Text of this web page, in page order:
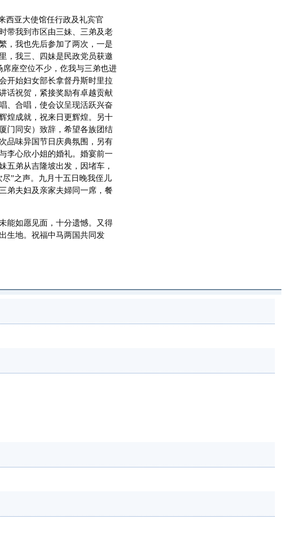
西亚大使馆任行政及礼宾官
带我到市区由三妹、三弟及老
，我也先后参加了两次，一是
，我三、四妹是民政党员获邀
座空位不少，仡我与三弟也进
开始妇女部长拿督丹斯时里拉
话祝贺，紧接奖励有卓越贡献
、合唱，使会议呈现活跃兴奋
煌成就，祝来日更辉煌。另十
门同安）致辞，希望各族团结
品味异国节日庆典氛围，另有
李心欣小姐的婚礼。婚宴前一
五弟从吉隆坡出发，因堵车，
”之声。九月十五日晚我侄儿
弟夫妇及亲家夫婦同一席，餐
能如愿见面，十分遗憾。又得
生地。祝福中马两国共同发